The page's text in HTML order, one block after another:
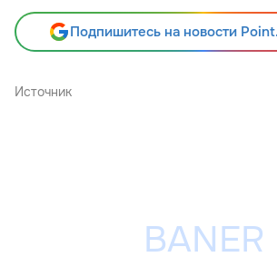
Подпишитесь на новости
Источник